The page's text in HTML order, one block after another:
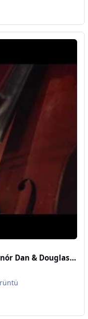
Say My Name (Ólafur Arnalds, Arnór Dan & Douglas Dare)